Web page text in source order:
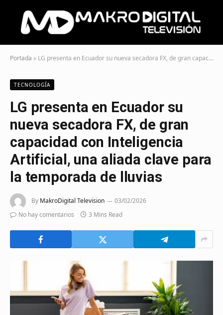
Portada » LG presenta en Ecuador su nueva secadora FX, de gran capacidad con Inteligencia Artificial, una aliada clave para la temporada de lluvias
TECNOLOGÍA
LG presenta en Ecuador su
nueva secadora FX, de gran
capacidad con Inteligencia
Artificial, una aliada clave para
la temporada de lluvias
By MakroDigital Television
03/02/2026
No hay comentarios
3 Mins Read